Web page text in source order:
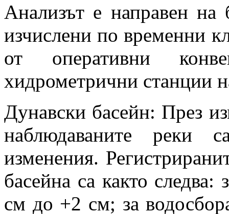
Анализът е направен на
изчислени по временни
от оперативни
хидрометрични
Дунавски басейн: През
наблюдаваните реки
изменения.
басейна са както
см до +2 см; за